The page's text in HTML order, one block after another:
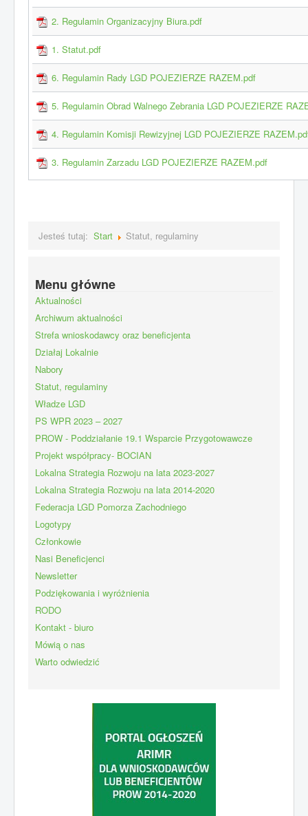
2. Regulamin Organizacyjny Biura.pdf
1. Statut.pdf
6. Regulamin Rady LGD POJEZIERZE RAZEM.pdf
5. Regulamin Obrad Walnego Zebrania LGD POJEZIERZE
4. Regulamin Komisji Rewizyjnej LGD POJEZIERZE
3. Regulamin Zarzadu LGD POJEZIERZE RAZEM.pdf
Jesteś tutaj: Start Statut, regulaminy
Menu główne
Aktualności
Archiwum aktualności
Strefa wnioskodawcy oraz beneficjenta
Działaj Lokalnie
Nabory
Statut, regulaminy
Władze LGD
PS WPR 2023 – 2027
PROW - Poddziałanie 19.1 Wsparcie Przygotowawcze
Projekt współpracy- BOCIAN
Lokalna Strategia Rozwoju na lata 2023-2027
Lokalna Strategia Rozwoju na lata 2014-2020
Federacja LGD Pomorza Zachodniego
Logotypy
Członkowie
Nasi Beneficjenci
Newsletter
Podziękowania i wyróżnienia
RODO
Kontakt - biuro
Mówią o nas
Warto odwiedzić